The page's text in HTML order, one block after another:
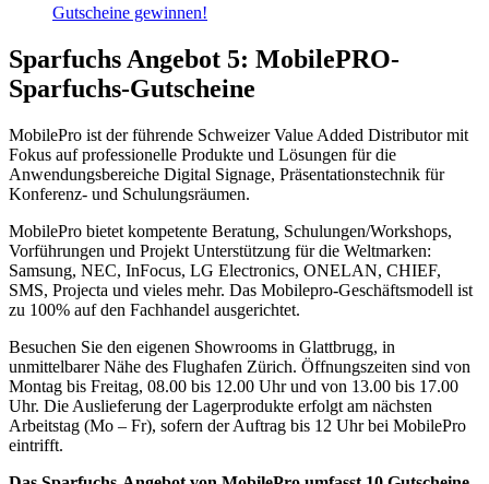
Gutscheine gewinnen!
Sparfuchs Angebot 5: MobilePRO-
Sparfuchs-Gutscheine
MobilePro ist der führende Schweizer Value Added Distributor mit
Fokus auf professionelle Produkte und Lösungen für die
Anwendungsbereiche Digital Signage, Präsentationstechnik für
Konferenz- und Schulungsräumen.
MobilePro bietet kompetente Beratung, Schulungen/Workshops,
Vorführungen und Projekt Unterstützung für die Weltmarken:
Samsung, NEC, InFocus, LG Electronics, ONELAN, CHIEF,
SMS, Projecta und vieles mehr. Das Mobilepro-Geschäftsmodell ist
zu 100% auf den Fachhandel ausgerichtet.
Besuchen Sie den eigenen Showrooms in Glattbrugg, in
unmittelbarer Nähe des Flughafen Zürich. Öffnungszeiten sind von
Montag bis Freitag, 08.00 bis 12.00 Uhr und von 13.00 bis 17.00
Uhr. Die Auslieferung der Lagerprodukte erfolgt am nächsten
Arbeitstag (Mo – Fr), sofern der Auftrag bis 12 Uhr bei MobilePro
eintrifft.